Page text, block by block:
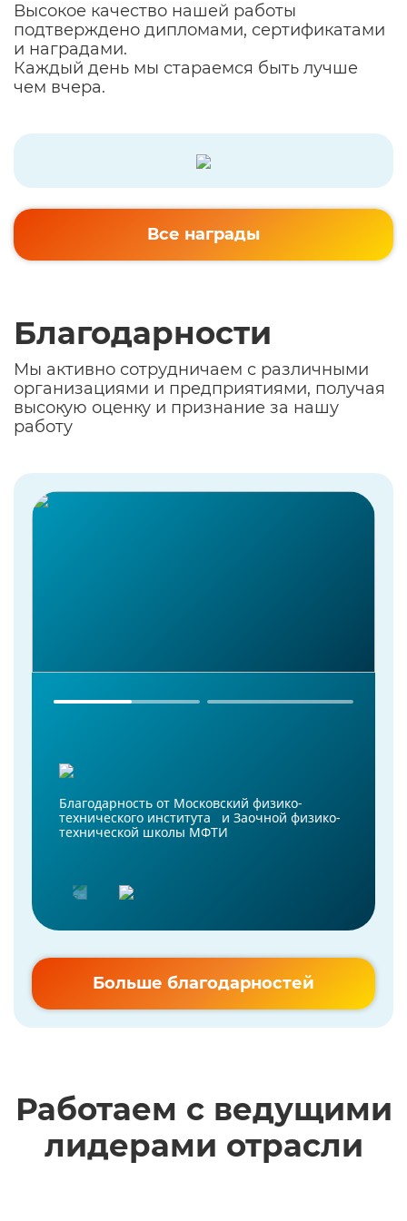
Высокое качество нашей работы
подтверждено дипломами, сертификатами
и наградами.
Каждый день мы стараемся быть лучше
чем вчера.
Все награды
Благодарности
Мы активно сотрудничаем с различными
организациями и предприятиями, получая
высокую оценку и признание за нашу
работу
Благодарность от Московский физико-
технического института и Заочной физико-
технической школы МФТИ
Больше благодарностей
Работаем с ведущими
лидерами отрасли